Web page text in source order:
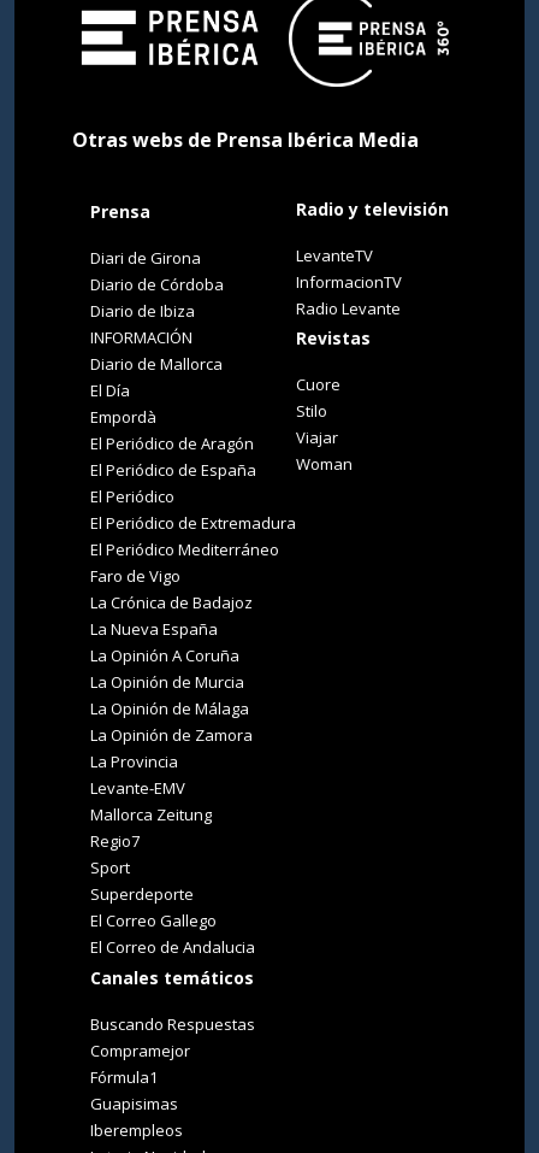
Otras webs de Prensa Ibérica Media
Prensa
Diari de Girona
Diario de Córdoba
Diario de Ibiza
INFORMACIÓN
Diario de Mallorca
El Día
Empordà
El Periódico de Aragón
El Periódico de España
El Periódico
El Periódico de Extremadura
El Periódico Mediterráneo
Faro de Vigo
La Crónica de Badajoz
La Nueva España
La Opinión A Coruña
La Opinión de Murcia
La Opinión de Málaga
La Opinión de Zamora
La Provincia
Levante-EMV
Mallorca Zeitung
Regio7
Sport
Superdeporte
El Correo Gallego
El Correo de Andalucia
Canales temáticos
Buscando Respuestas
Compramejor
Fórmula1
Guapisimas
Iberempleos
Radio y televisión
LevanteTV
InformacionTV
Radio Levante
Revistas
Cuore
Stilo
Viajar
Woman